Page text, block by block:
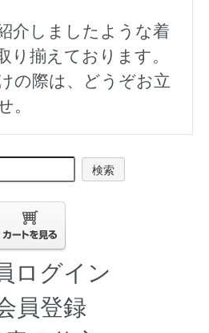
介しましたような着
り揃えております。
の際は、どうぞお立
。
検索
ログイン
員登録